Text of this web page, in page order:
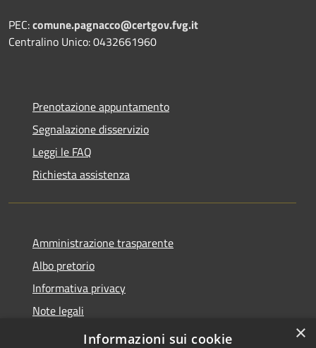
PEC:comune.pagnacco@certgov.fvg.it
Centralino Unico: 0432661960
Prenotazione appuntamento
Segnalazione disservizio
Leggi le FAQ
Richiesta assistenza
Amministrazione trasparente
Albo pretorio
Informativa privacy
Note legali
Dichiarazione di accessibilità
×
Informazioni sui cookie